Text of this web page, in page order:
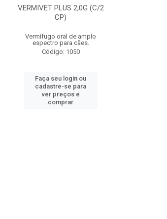
VERMIVET PLUS 2,0G (C/2
CP)
Vermífugo oral de amplo
espectro para cães.
Código: 1050
Faça seu login ou
cadastre-se para
ver preços e
comprar